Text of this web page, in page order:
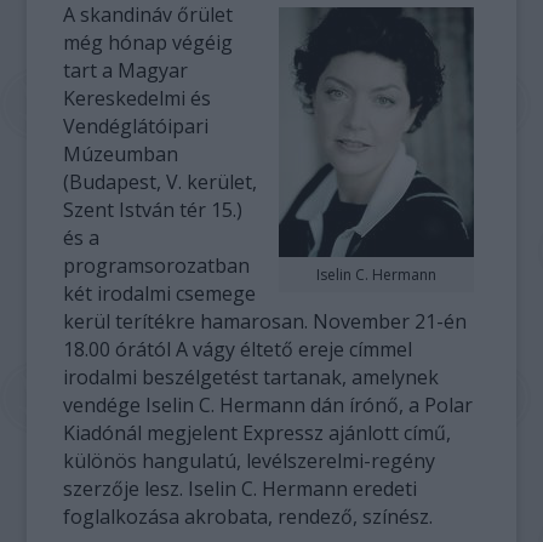
Iselin C. Hermann
A skandináv őrület
még hónap végéig
tart a Magyar
Kereskedelmi és
Vendéglátóipari
Múzeumban
(Budapest, V. kerület,
Szent István tér 15.)
és a
programsorozatban
két irodalmi csemege
kerül terítékre hamarosan. November 21-én
18.00 órától A vágy éltető ereje címmel
irodalmi beszélgetést tartanak, amelynek
vendége Iselin C. Hermann dán írónő, a Polar
Kiadónál megjelent Expressz ajánlott című,
különös hangulatú, levélszerelmi-regény
szerzője lesz. Iselin C. Hermann eredeti
foglalkozása akrobata, rendező, színész.